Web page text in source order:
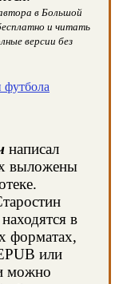
в Большой
и читать
версии без
написал
выложены
в
форматах,
или
можно